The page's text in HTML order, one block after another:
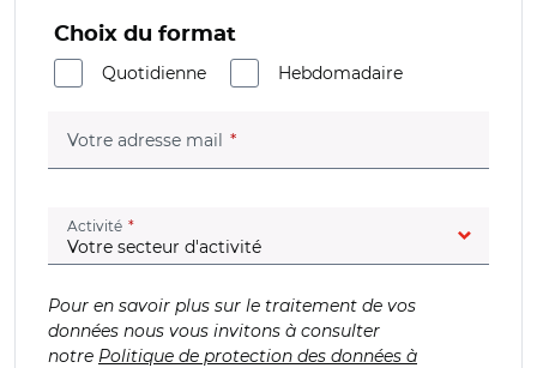
Choix du format
Quotidienne
Hebdomadaire
Votre adresse mail (champ obligatoire)
Activité (champ obligatoire)
Pour en savoir plus sur le traitement de vos
données nous vous invitons à consulter
notre Politique de protection des données à